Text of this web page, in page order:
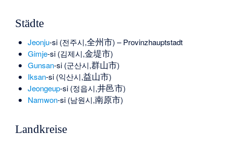
Städte
Jeonju-si (전주시,全州市) – Provinzhauptstadt
Gimje-si (김제시,金堤市)
Gunsan-si (군산시,群山市)
Iksan-si (익산시,益山市)
Jeongeup-si (정읍시,井邑市)
Namwon-si (남원시,南原市)
Landkreise